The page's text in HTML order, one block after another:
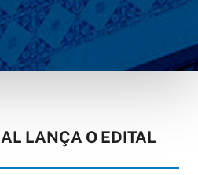
LANÇA O EDITAL